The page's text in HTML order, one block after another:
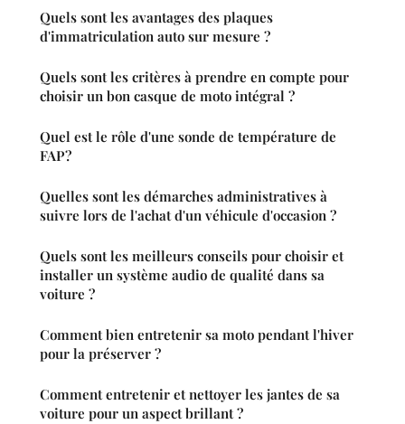
Quels sont les avantages des plaques
d'immatriculation auto sur mesure ?
Quels sont les critères à prendre en compte pour
choisir un bon casque de moto intégral ?
Quel est le rôle d'une sonde de température de
FAP ?
Quelles sont les démarches administratives à
suivre lors de l'achat d'un véhicule d'occasion ?
Quels sont les meilleurs conseils pour choisir et
installer un système audio de qualité dans sa
voiture ?
Comment bien entretenir sa moto pendant l'hiver
pour la préserver ?
Comment entretenir et nettoyer les jantes de sa
voiture pour un aspect brillant ?